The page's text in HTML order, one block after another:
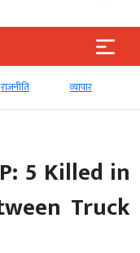
राजनीति व्‍यापार
5 Killed in
Truck